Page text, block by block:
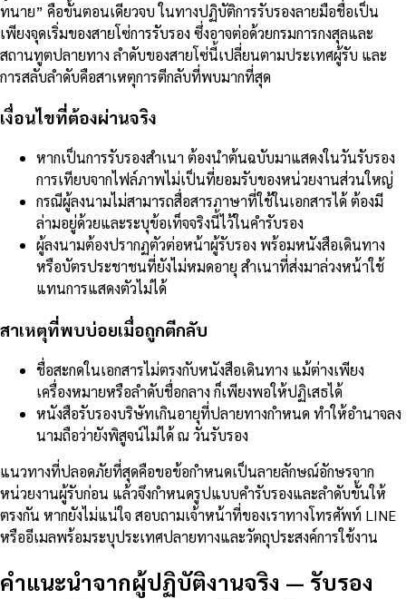
ทนาย” คือขั้นตอนเดียวจบ ในทางปฏิบัติการรับรองลายมือชื่อเป็น
เพียงจุดเริ่มของสายโซ่การรับรอง ซึ่งอาจต่อด้วยกรมการกงสุลและ
สถานทูตปลายทาง ลำดับของสายโซ่นี้เปลี่ยนตามประเทศผู้รับ และ
การสลับลำดับคือสาเหตุการตีกลับที่พบมากที่สุด
เงื่อนไขที่ต้องผ่านจริง
หากเป็นการรับรองสำเนา ต้องนำต้นฉบับมาแสดงในวันรับรอง
การเทียบจากไฟล์ภาพไม่เป็นที่ยอมรับของหน่วยงานส่วนใหญ่
กรณีผู้ลงนามไม่สามารถสื่อสารภาษาที่ใช้ในเอกสารได้ ต้องมี
ล่ามอยู่ด้วยและระบุข้อเท็จจริงนี้ไว้ในคำรับรอง
ผู้ลงนามต้องปรากฏตัวต่อหน้าผู้รับรอง พร้อมหนังสือเดินทาง
หรือบัตรประชาชนที่ยังไม่หมดอายุ สำเนาที่ส่งมาล่วงหน้าใช้
แทนการแสดงตัวไม่ได้
สาเหตุที่พบบ่อยเมื่อถูกตีกลับ
ชื่อสะกดในเอกสารไม่ตรงกับหนังสือเดินทาง แม้ต่างเพียง
เครื่องหมายหรือลำดับชื่อกลาง ก็เพียงพอให้ปฏิเสธได้
หนังสือรับรองบริษัทเกินอายุที่ปลายทางกำหนด ทำให้อำนาจลง
นามถือว่ายังพิสูจน์ไม่ได้ ณ วันรับรอง
แนวทางที่ปลอดภัยที่สุดคือขอข้อกำหนดเป็นลายลักษณ์อักษรจาก
หน่วยงานผู้รับก่อน แล้วจึงกำหนดรูปแบบคำรับรองและลำดับขั้นให้
ตรงกัน หากยังไม่แน่ใจ สอบถามเจ้าหน้าที่ของเราทางโทรศัพท์ LINE
หรืออีเมลพร้อมระบุประเทศปลายทางและวัตถุประสงค์การใช้งาน
คำแนะนำจากผู้ปฏิบัติงานจริง — รับรอง